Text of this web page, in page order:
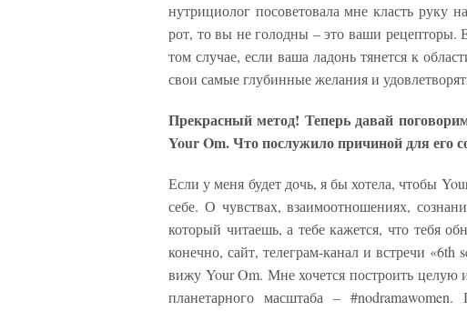
нутрициолог посоветовала мне класть руку
рот, то вы не голодны – это ваши рецепторы.
том случае, если ваша ладонь тянется к
свои самые глубинные желания и
Прекрасный метод! Теперь давай
Your Om. Что послужило причиной для его
Если у меня будет дочь, я бы хотела, чтобы
себе. О чувствах, взаимоотношениях,
который читаешь, а тебе кажется, что тебя
конечно, сайт, телеграм-канал и встречи
вижу Your Om. Мне хочется построить
планетарного масштаба –